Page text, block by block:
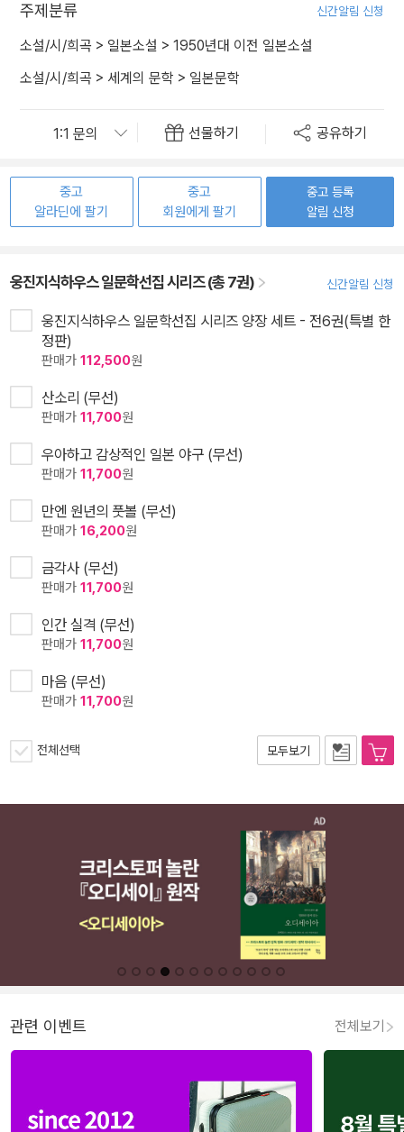
주제분류 신간알림 신청
소설/시/희곡 > 일본소설 > 1950년대 이전 일본소설
소설/시/희곡 > 세계의 문학 > 일본문학
선물하기 공유하기
중고
알라딘에 팔기
중고
회원에게 팔기
중고 등록
알림 신청
웅진지식하우스 일문학선집 시리즈 (총 7권) 신간알림 신청
웅진지식하우스 일문학선집 시리즈 양장 세트 - 전6권(특별 한
정판)
판매가 112,500원
산소리 (무선)
판매가 11,700원
우아하고 감상적인 일본 야구 (무선)
판매가 11,700원
만엔 원년의 풋볼 (무선)
판매가 16,200원
금각사 (무선)
판매가 11,700원
인간 실격 (무선)
판매가 11,700원
마음 (무선)
판매가 11,700원
전체선택 모두보기
관련 이벤트 전체보기